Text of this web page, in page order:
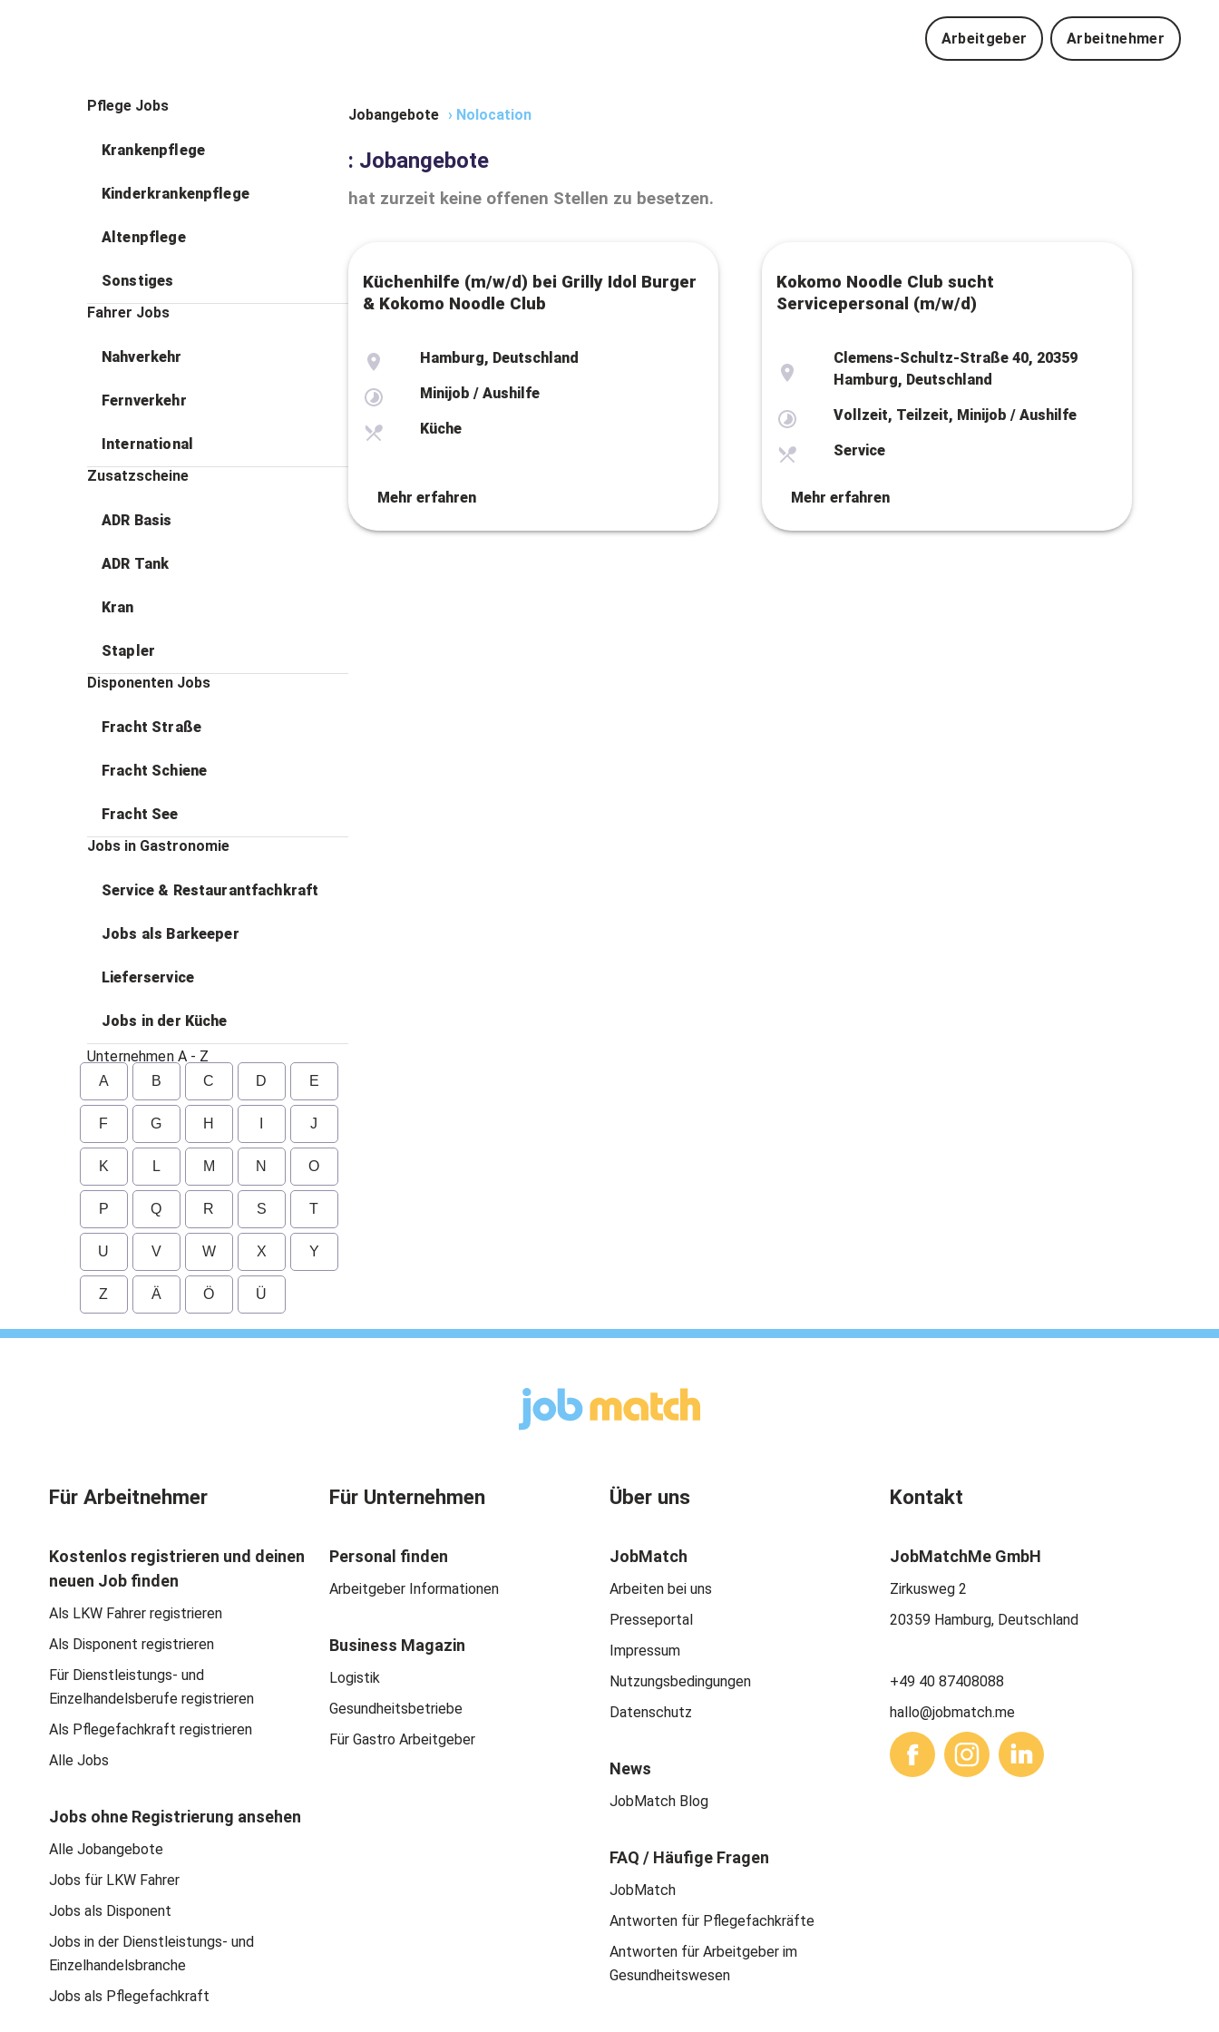
Arbeitgeber Arbeitnehmer
Pflege Jobs
Krankenpflege
Kinderkrankenpflege
Altenpflege
Sonstiges
Fahrer Jobs
Nahverkehr
Fernverkehr
International
Zusatzscheine
ADR Basis
ADR Tank
Kran
Stapler
Disponenten Jobs
Fracht Straße
Fracht Schiene
Fracht See
Jobs in Gastronomie
Service & Restaurantfachkraft
Jobs als Barkeeper
Lieferservice
Jobs in der Küche
Unternehmen A - Z
A B C D E
F G H J
K L M N O
P Q R S T
U V W X Y
Z Ä Ö Ü
Jobangebote › Nolocation
: Jobangebote
hat zurzeit keine offenen Stellen zu besetzen.
Küchenhilfe (m/w/d) bei Grilly Idol Burger
& Kokomo Noodle Club
Hamburg, Deutschland
Minijob / Aushilfe
Küche
Mehr erfahren
Kokomo Noodle Club sucht
Servicepersonal (m/w/d)
Clemens-Schultz-Straße 40, 20359
Hamburg, Deutschland
Vollzeit, Teilzeit, Minijob / Aushilfe
Service
Mehr erfahren
Für Arbeitnehmer
Kostenlos registrieren und deinen
neuen Job finden
Als LKW Fahrer registrieren
Als Disponent registrieren
Für Dienstleistungs- und
Einzelhandelsberufe registrieren
Als Pflegefachkraft registrieren
Alle Jobs
Jobs ohne Registrierung ansehen
Alle Jobangebote
Jobs für LKW Fahrer
Jobs als Disponent
Jobs in der Dienstleistungs- und
Einzelhandelsbranche
Jobs als Pflegefachkraft
Für Unternehmen
Personal finden
Arbeitgeber Informationen
Business Magazin
Logistik
Gesundheitsbetriebe
Für Gastro Arbeitgeber
Über uns
JobMatch
Arbeiten bei uns
Presseportal
Impressum
Nutzungsbedingungen
Datenschutz
News
JobMatch Blog
FAQ / Häufige Fragen
JobMatch
Antworten für Pflegefachkräfte
Antworten für Arbeitgeber im
Gesundheitswesen
Kontakt
JobMatchMe GmbH
Zirkusweg 2
20359 Hamburg, Deutschland
+49 40 87408088
hallo@jobmatch.me